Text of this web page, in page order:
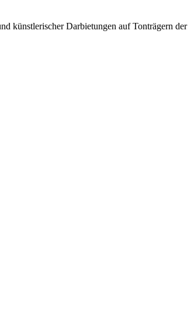
künstlerischer Darbietungen auf Tonträgern der